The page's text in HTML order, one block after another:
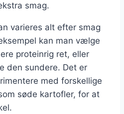
smag.
varieres alt efter smag
kan man vælge
proteinrig ret, eller
den sundere. Det er
med forskellige
søde kartofler, for at